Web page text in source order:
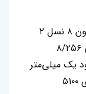
این گوشی هم از همان تراشه اسنپ‌دراگون ۸ نسل ۲
بهره برده اما حافظه رم و ذخیره‌سازی آن ۸/۲۵۶
بود. آنر مجیک ۵ حدود یک میلی‌متر
از مدل پرو باریک‌تر است اما همان باتری ۵۱۰۰